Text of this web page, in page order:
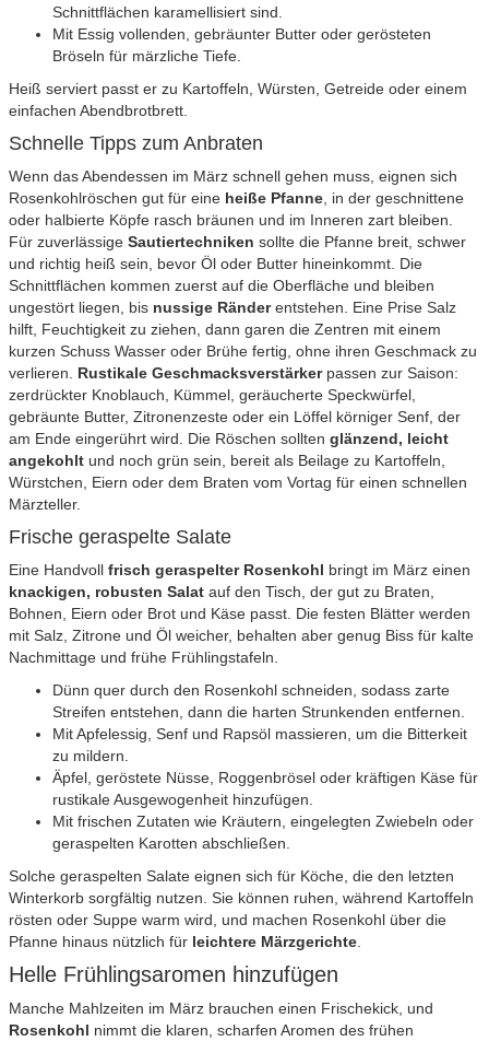
Schnittflächen karamellisiert sind.
Mit Essig vollenden, gebräunter Butter oder gerösteten
Bröseln für märzliche Tiefe.
Heiß serviert passt er zu Kartoffeln, Würsten, Getreide oder einem
einfachen Abendbrotbrett.
Schnelle Tipps zum Anbraten
Wenn das Abendessen im März schnell gehen muss, eignen sich
Rosenkohlröschen gut für eine heiße Pfanne , in der geschnittene
oder halbierte Köpfe rasch bräunen und im Inneren zart bleiben.
Für zuverlässige Sautiertechniken sollte die Pfanne breit, schwer
und richtig heiß sein, bevor Öl oder Butter hineinkommt. Die
Schnittflächen kommen zuerst auf die Oberfläche und bleiben
ungestört liegen, bis nussige Ränderentstehen. Eine Prise Salz
hilft, Feuchtigkeit zu ziehen, dann garen die Zentren mit einem
kurzen Schuss Wasser oder Brühe fertig, ohne ihren Geschmack zu
verlieren. Rustikale Geschmacksverstärkerpassen zur Saison:
zerdrückter Knoblauch, Kümmel, geräucherte Speckwürfel,
gebräunte Butter, Zitronenzeste oder ein Löffel körniger Senf, der
am Ende eingerührt wird. Die Röschen sollten glänzend, leicht
angekohlt und noch grün sein, bereit als Beilage zu Kartoffeln,
Würstchen, Eiern oder dem Braten vom Vortag für einen schnellen
Märzteller.
Frische geraspelte Salate
Eine Handvoll frisch geraspelter Rosenkohl bringt im März einen
knackigen, robusten Salat auf den Tisch, der gut zu Braten,
Bohnen, Eiern oder Brot und Käse passt. Die festen Blätter werden
mit Salz, Zitrone und Öl weicher, behalten aber genug Biss für kalte
Nachmittage und frühe Frühlingstafeln.
Dünn quer durch den Rosenkohl schneiden, sodass zarte
Streifen entstehen, dann die harten Strunkenden entfernen.
Mit Apfelessig, Senf und Rapsöl massieren, um die Bitterkeit
zu mildern.
Äpfel, geröstete Nüsse, Roggenbrösel oder kräftigen Käse für
rustikale Ausgewogenheit hinzufügen.
Mit frischen Zutaten wie Kräutern, eingelegten Zwiebeln oder
geraspelten Karotten abschließen.
Solche geraspelten Salate eignen sich für Köche, die den letzten
Winterkorb sorgfältig nutzen. Sie können ruhen, während Kartoffeln
rösten oder Suppe warm wird, und machen Rosenkohl über die
Pfanne hinaus nützlich für leichtere Märzgerichte
Helle Frühlingsaromen hinzufügen
Manche Mahlzeiten im März brauchen einen Frischekick, und
Rosenkohl nimmt die klaren, scharfen Aromen des frühen